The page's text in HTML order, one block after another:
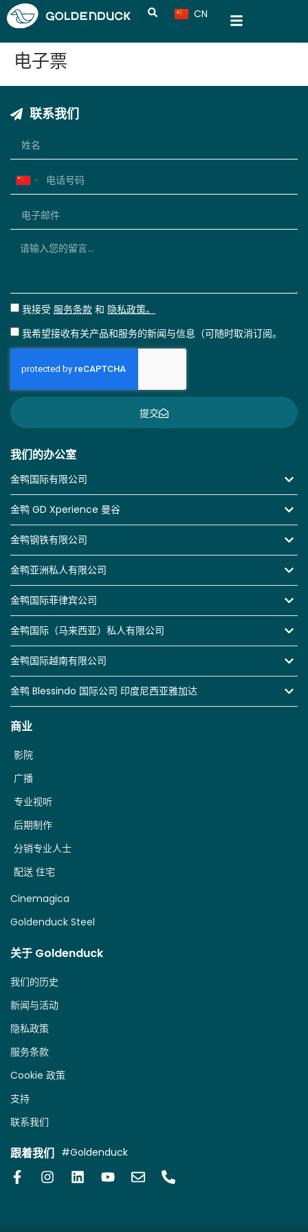
CN
VN
电子票
我们的办公室
金鸭国际有限公司
金鸭 GD Xperience 曼谷
金鸭钢铁有限公司
金鸭亚洲私人有限公司
金鸭国际菲律宾公司
金鸭国际（马来西亚）私人有限公司
金鸭国际越南有限公司
金鸭 Blessindo 国际公司 印度尼西亚雅加达
商业
配送 住宅
分销专业人士
后期制作
专业视听
广播
影院
Cinemagica
Goldenduck Steel
关于 Goldenduck
我们的历史
新闻与活动
隐私政策
服务条款
Cookie 政策
支持
联系我们
跟着我们 #Goldenduck
联系我们
China
我接受 服务条款 和 隐私政策。
我希望接收有关产品和服务的新闻与信息（可随时取消订阅。
提交